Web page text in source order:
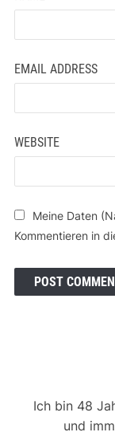
EMAIL ADDRESS
WEBSITE
Meine Daten
Kommentieren in
Ich bin 48
und